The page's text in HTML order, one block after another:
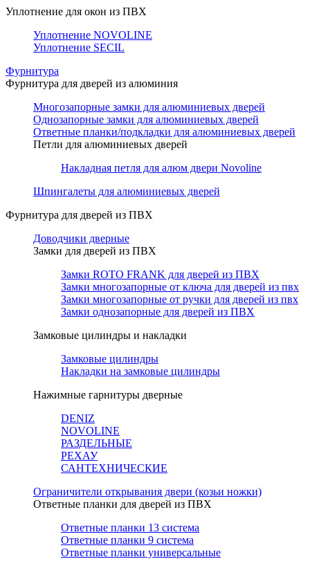
Уплотнение для окон из ПВХ
Уплотнение NOVOLINE
Уплотнение SECIL
Фурнитура
Фурнитура для дверей из алюминия
Многозапорные замки для алюминиевых дверей
Однозапорные замки для алюминиевых дверей
Ответные планки/подкладки для алюминиевых дверей
Петли для алюминиевых дверей
Накладная петля для алюм двери Novoline
Шпингалеты для алюминиевых дверей
Фурнитура для дверей из ПВХ
Доводчики дверные
Замки для дверей из ПВХ
Замки ROTO FRANK для дверей из ПВХ
Замки многозапорные от ключа для дверей из пвх
Замки многозапорные от ручки для дверей из пвх
Замки однозапорные для дверей из ПВХ
Замковые цилиндры и накладки
Замковые цилиндры
Накладки на замковые цилиндры
Нажимные гарнитуры дверные
DENIZ
NOVOLINE
РАЗДЕЛЬНЫЕ
РЕХАУ
САНТЕХНИЧЕСКИЕ
Ограничители открывания двери (козьи ножки)
Ответные планки для дверей из ПВХ
Ответные планки 13 система
Ответные планки 9 система
Ответные планки универсальные